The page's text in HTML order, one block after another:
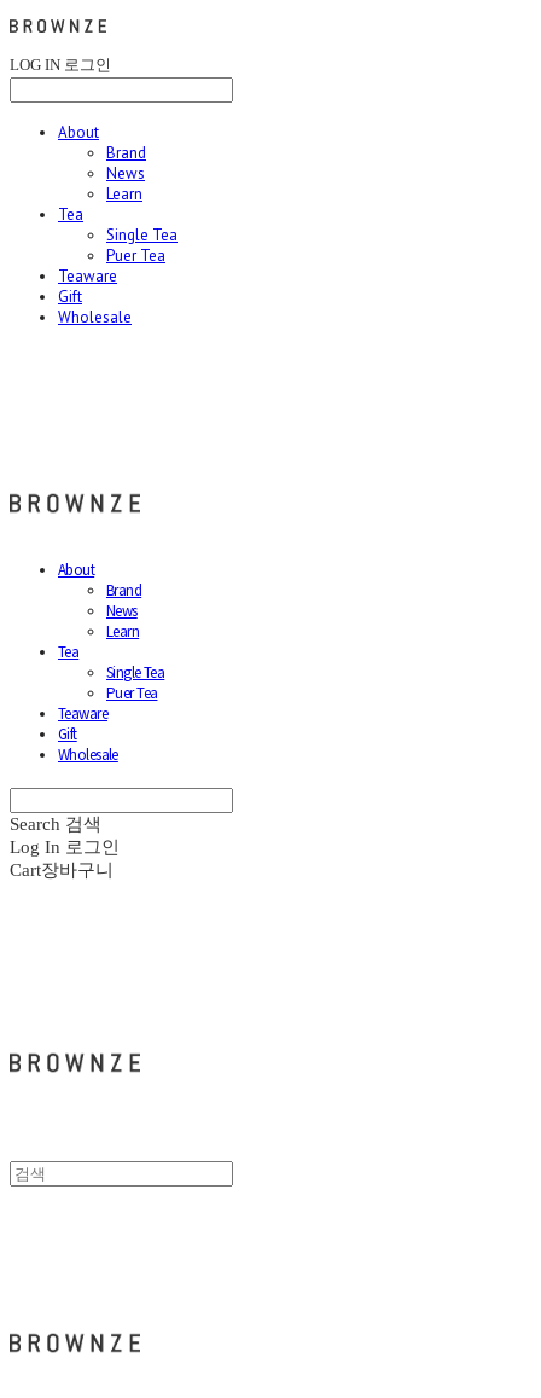
LOG IN 로그인
About
Brand
News
Learn
Tea
Single Tea
Puer Tea
Teaware
Gift
Wholesale
About
Brand
News
Learn
Tea
Single Tea
Puer Tea
Teaware
Gift
Wholesale
Search 검색
Log In 로그인
Cart장바구니